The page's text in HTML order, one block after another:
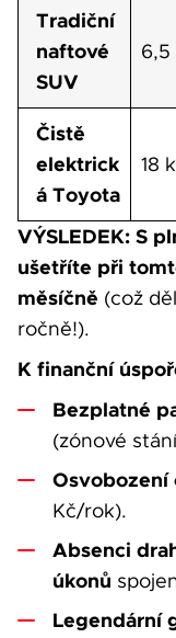
Tradiční
naftové
SUV
6,5
Čistě
elektrick
á Toyota
18
VÝSLEDEK: S
ušetříte při
měsíčně (což
ročně!).
K finanční
Bezplatné
(zónové
Osvobození
Kč/rok).
Absenci
úkonů
Legendární